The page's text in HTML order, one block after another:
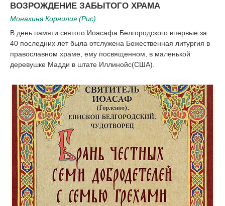
ВОЗРОЖДЕНИЕ ЗАБЫТОГО ХРАМА
Монахиня Корнилия (Рис)
В день памяти святого Иоасафа Белгородского впервые за
40 последних лет была отслужена Божественная литургия в
православном храме, ему посвященном, в маленькой
деревушке Мадди в штате Иллинойс(США).